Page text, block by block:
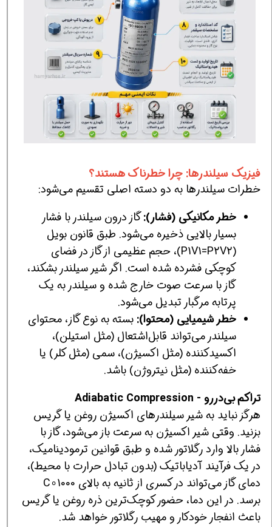
فیزیک سیلندرها: چرا خطرناک هستند؟
خطرات سیلندرها به دو دسته اصلی تقسیم می‌شود:
خطر مکانیکی (فشار):گاز درون سیلندر با فشار
بسیار بالایی ذخیره می‌شود. طبق قانون بویل
(P1V1=P2V2​)، حجم عظیمی از گاز در فضای
کوچکی فشرده شده است. اگر شیر سیلندر بشکند،
گاز با سرعت صوت خارج شده و سیلندر به یک
پرتابه مرگبار تبدیل می‌شود.
خطر شیمیایی (محتوا): بسته به نوع گاز، محتوای
سیلندر می‌تواند قابل‌اشتعال (مثل استیلن)،
اکسیدکننده (مثل اکسیژن)، سمی (مثل کلر) یا
خفه‌کننده (مثل نیتروژن) باشد.
تراکم بی‌دررو - Adiabatic Compression
هرگز نباید به شیر سیلندرهای اکسیژن روغن یا گریس
بزنید. وقتی شیر اکسیژن به سرعت باز می‌شود، گاز با
فشار بالا وارد رگلاتور شده و طبق قوانین ترمودینامیک،
در یک فرآیند آدیاباتیک (بدون تبادل حرارت با محیط)،
دمای گاز می‌تواند در کسری از ثانیه به بالای 1000∘C
برسد. در این دما، حضور کوچک‌ترین ذره روغن یا گریس
باعث انفجار خودکار و مهیب رگلاتور خواهد شد.